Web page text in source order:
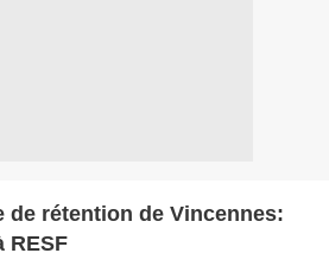
de rétention de Vincennes:
RESF